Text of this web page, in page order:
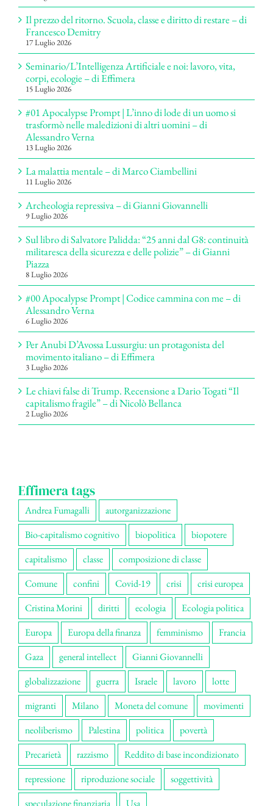
Il prezzo del ritorno. Scuola, classe e diritto di restare – di
Francesco Demitry
17 Luglio 2026
Seminario/L’Intelligenza Artificiale e noi: lavoro, vita,
corpi, ecologie – di Effimera
15 Luglio 2026
#01 Apocalypse Prompt | L’inno di lode di un uomo si
trasformò nelle maledizioni di altri uomini – di
Alessandro Verna
13 Luglio 2026
La malattia mentale – di Marco Ciambellini
11 Luglio 2026
Archeologia repressiva – di Gianni Giovannelli
9 Luglio 2026
Sul libro di Salvatore Palidda: “25 anni dal G8: continuità
militaresca della sicurezza e delle polizie” – di Gianni
Piazza
8 Luglio 2026
#00 Apocalypse Prompt | Codice cammina con me – di
Alessandro Verna
6 Luglio 2026
Per Anubi D’Avossa Lussurgiu: un protagonista del
movimento italiano – di Effimera
3 Luglio 2026
Le chiavi false di Trump. Recensione a Dario Togati “Il
capitalismo fragile” – di Nicolò Bellanca
2 Luglio 2026
Effimera tags
Andrea Fumagalli
autorganizzazione
Bio-capitalismo cognitivo
biopolitica
biopotere
capitalismo
classe
composizione di classe
Comune
confini Covid-19 crisi
crisi europea
Cristina Morini
diritti ecologia
Ecologia politica
Europa
Europa della finanza femminismo
Francia
Gaza
general intellect
Gianni Giovannelli
globalizzazione
guerra Israele lavoro
lotte
migranti
Milano Moneta del comune
movimenti
neoliberismo
Palestina politica
povertà
Precarietà
razzismo
Reddito di base incondizionato
repressione
riproduzione sociale
soggettività
speculazione finanziaria
Usa